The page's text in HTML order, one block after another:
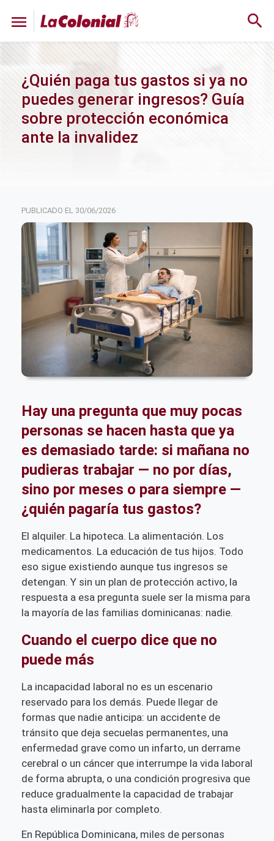
menu search
¿Quién paga tus gastos si ya no
puedes generar ingresos? Guía
sobre protección económica
ante la invalidez
30/06/2026
Hay una pregunta que muy pocas
personas se hacen hasta que ya
es demasiado tarde: si mañana no
pudieras trabajar — no por días,
sino por meses o para siempre —
¿quién pagaría tus gastos?
El alquiler. La hipoteca. La alimentación. Los
medicamentos. La educación de tus hijos. Todo
eso sigue existiendo aunque tus ingresos se
detengan. Y sin un plan de protección activo, la
respuesta a esa pregunta suele ser la misma para
la mayoría de las familias dominicanas: nadie.
Cuando el cuerpo dice que no
puede más
La incapacidad laboral no es un escenario
reservado para los demás. Puede llegar de
formas que nadie anticipa: un accidente de
tránsito que deja secuelas permanentes, una
enfermedad grave como un infarto, un derrame
cerebral o un cáncer que interrumpe la vida laboral
de forma abrupta, o una condición progresiva que
reduce gradualmente la capacidad de trabajar
hasta eliminarla por completo.
En República Dominicana, miles de personas